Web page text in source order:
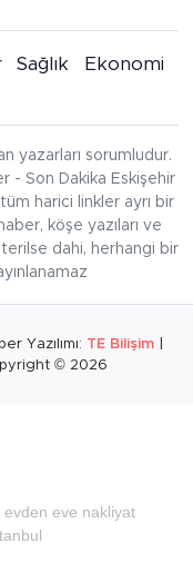
Sağlık
Ekonomi
yazarları sorumludur.
- Son Dakika Eskişehir
harici linkler ayrı bir
köşe yazıları ve
dahi, herhangi bir
Yazılımı: TE Bilişim
© 2026
evden eve nakliyat